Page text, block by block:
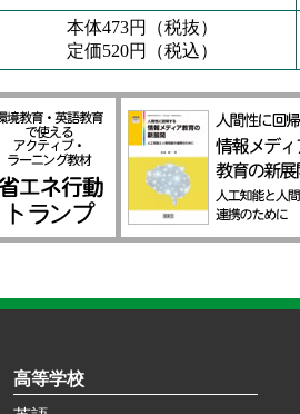
本体473円（税抜）
定価520円（税込）
高等学校